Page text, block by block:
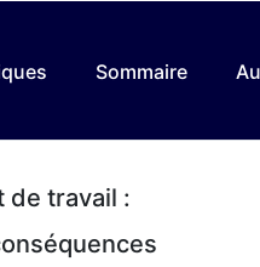
Sommaire
de travail :